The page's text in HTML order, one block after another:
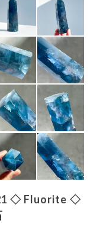
21 ◇ Fluorite ◇